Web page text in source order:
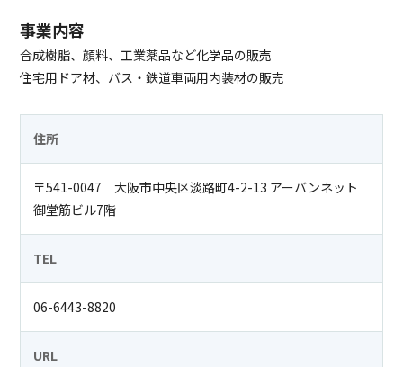
事業内容
合成樹脂、顔料、工業薬品など化学品の販売
住宅用ドア材、バス・鉄道車両用内装材の販売
住所
〒541-0047 大阪市中央区淡路町4-2-13 アーバンネット
御堂筋ビル7階
TEL
06-6443-8820
URL